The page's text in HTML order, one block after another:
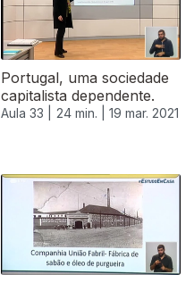
Portugal, uma sociedade
capitalista dependente.
Aula 33 | 24 min. | 19 mar. 2021